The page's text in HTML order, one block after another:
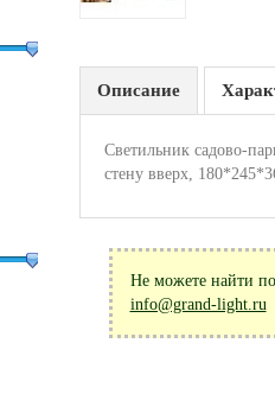
Описание
Светильник садово-
стену вверх,
Не можете найти
info@grand-light.ru